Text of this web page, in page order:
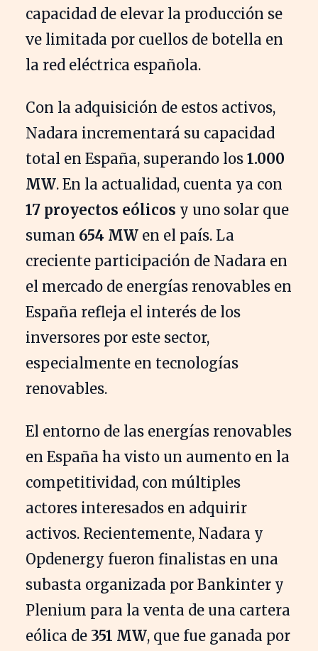
capacidad de elevar la producción se
ve limitada por cuellos de botella en
la red eléctrica española.
Con la adquisición de estos activos,
Nadara incrementará su capacidad
total en España, superando los 1.000
MW. En la actualidad, cuenta ya con
17 proyectos eólicos y uno solar que
suman 654 MW en el país. La
creciente participación de Nadara en
el mercado de energías renovables en
España refleja el interés de los
inversores por este sector,
especialmente en tecnologías
renovables.
El entorno de las energías renovables
en España ha visto un aumento en la
competitividad, con múltiples
actores interesados en adquirir
activos. Recientemente, Nadara y
Opdenergy fueron finalistas en una
subasta organizada por Bankinter y
Plenium para la venta de una cartera
eólica de 351 MW, que fue ganada por